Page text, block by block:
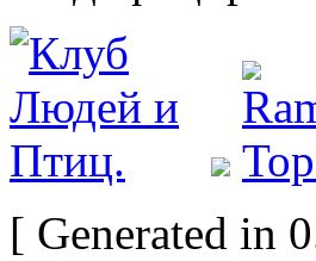
[ Generated in